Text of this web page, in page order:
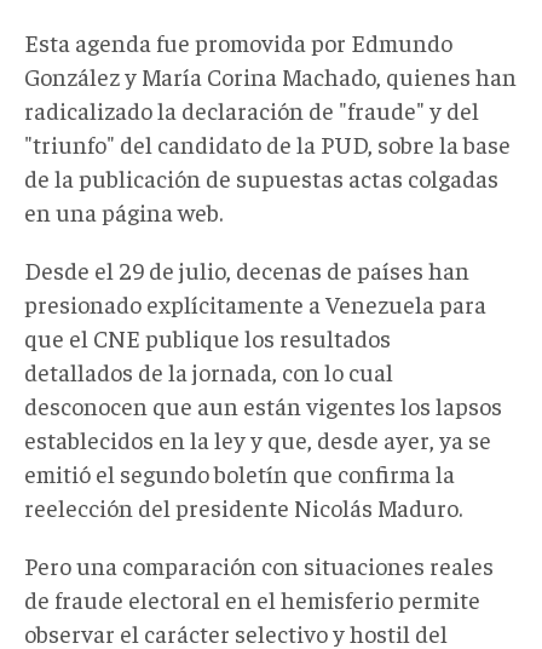
Esta agenda fue promovida por Edmundo
González y María Corina Machado, quienes han
radicalizado la declaración de "fraude" y del
"triunfo" del candidato de la PUD, sobre la base
de la publicación de supuestas actas colgadas
en una página web.
Desde el 29 de julio, decenas de países han
presionado explícitamente a Venezuela para
que el CNE publique los resultados
detallados de la jornada, con lo cual
desconocen que aun están vigentes los lapsos
establecidos en la ley y que, desde ayer, ya se
emitió el segundo boletín que confirma la
reelección del presidente Nicolás Maduro.
Pero una comparación con situaciones reales
de fraude electoral en el hemisferio permite
observar el carácter selectivo y hostil del